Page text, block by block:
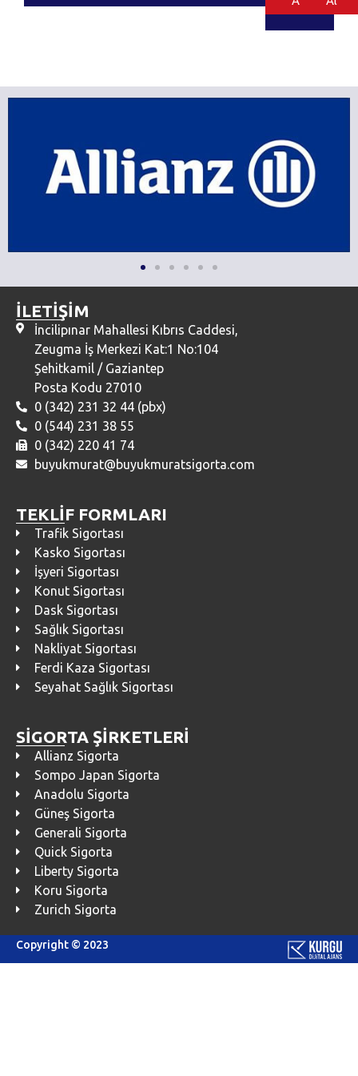
İLETİŞİM
İncilipınar Mahallesi Kıbrıs Caddesi,
Zeugma İş Merkezi Kat:1 No:104
Şehitkamil / Gaziantep
Posta Kodu 27010
0 (342) 231 32 44 (pbx)
0 (544) 231 38 55
0 (342) 220 41 74
buyukmurat@buyukmuratsigorta.com
TEKLİF FORMLARI
Trafik Sigortası
Kasko Sigortası
İşyeri Sigortası
Konut Sigortası
Dask Sigortası
Sağlık Sigortası
Nakliyat Sigortası
Ferdi Kaza Sigortası
Seyahat Sağlık Sigortası
SİGORTA ŞİRKETLERİ
Allianz Sigorta
Sompo Japan Sigorta
Anadolu Sigorta
Güneş Sigorta
Generali Sigorta
Quick Sigorta
Liberty Sigorta
Koru Sigorta
Zurich Sigorta
Copyright © 2023